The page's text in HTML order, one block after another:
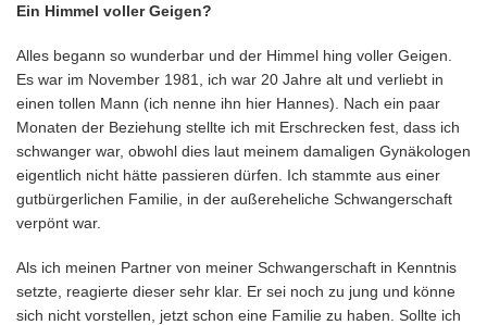
Ein Himmel voller Geigen?
Alles begann so wunderbar und der Himmel hing voller Geigen.
Es war im November 1981, ich war 20 Jahre alt und verliebt in
einen tollen Mann (ich nenne ihn hier Hannes). Nach ein paar
Monaten der Beziehung stellte ich mit Erschrecken fest, dass ich
schwanger war, obwohl dies laut meinem damaligen Gynäkologen
eigentlich nicht hätte passieren dürfen. Ich stammte aus einer
gutbürgerlichen Familie, in der außereheliche Schwangerschaft
verpönt war.
Als ich meinen Partner von meiner Schwangerschaft in Kenntnis
setzte, reagierte dieser sehr klar. Er sei noch zu jung und könne
sich nicht vorstellen, jetzt schon eine Familie zu haben. Sollte ich